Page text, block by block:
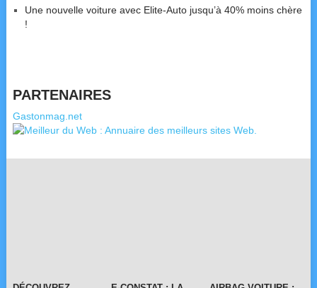
Une nouvelle voiture avec Elite-Auto jusqu’à 40% moins chère
!
PARTENAIRES
Gastonmag.net